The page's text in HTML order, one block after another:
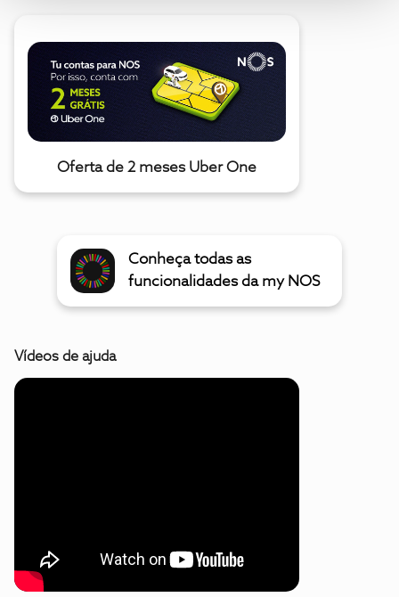
Oferta de 2 meses Uber One
Conheça todas as
funcionalidades da my NOS
Vídeos de ajuda